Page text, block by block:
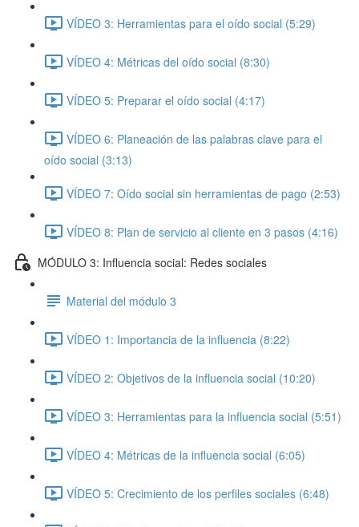
VÍDEO 3: Herramientas para el oído social (5:29)
VÍDEO 4: Métricas del oído social (8:30)
VÍDEO 5: Preparar el oído social (4:17)
VÍDEO 6: Planeación de las palabras clave para el
oído social (3:13)
VÍDEO 7: Oído social sin herramientas de pago (2:53)
VÍDEO 8: Plan de servicio al cliente en 3 pasos (4:16)
MÓDULO 3: Influencia social: Redes sociales
Material del módulo 3
VÍDEO 1: Importancia de la influencia (8:22)
VÍDEO 2: Objetivos de la influencia social (10:20)
VÍDEO 3: Herramientas para la influencia social (5:51)
VÍDEO 4: Métricas de la influencia social (6:05)
VÍDEO 5: Crecimiento de los perfiles sociales (6:48)